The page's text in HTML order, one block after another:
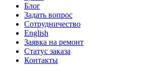
Блог
Задать вопрос
Сотрудничество
English
Заявка на ремонт
Статус заказа
Контакты